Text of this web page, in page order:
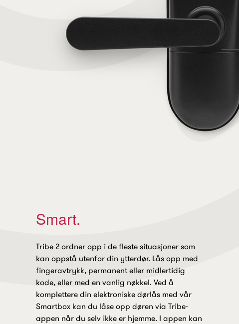
Smart.
Tribe 2 ordner opp i de fleste situasjoner som
kan oppstå utenfor din ytterdør. Lås opp med
fingeravtrykk, permanent eller midlertidig
kode, eller med en vanlig nøkkel. Ved å
komplettere din elektroniske dørlås med vår
Smartbox kan du låse opp døren via Tribe-
appen når du selv ikke er hjemme. I appen kan